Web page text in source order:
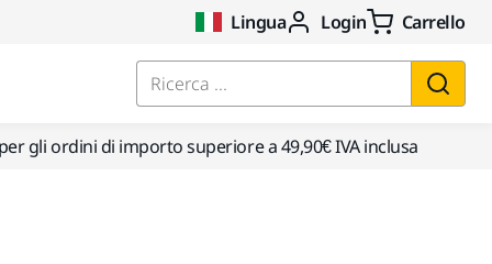
Lingua Login Carrello
Ricerca ...
gli ordini di importo superiore a 49,90€ IVA inclusa